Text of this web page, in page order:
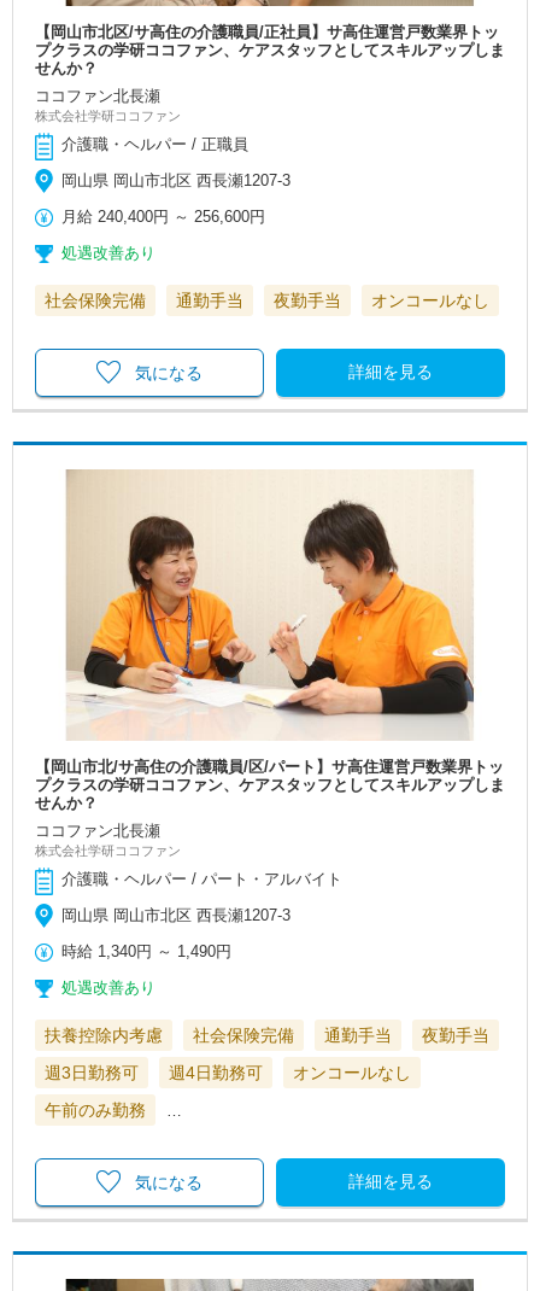
【岡山市北区/サ高住の介護職員/正社員】サ高住運営戸数業界トッ
プクラスの学研ココファン、ケアスタッフとしてスキルアップしま
せんか？
ココファン北長瀬
株式会社学研ココファン
介護職・ヘルパー / 正職員
岡山県 岡山市北区 西長瀬1207-3
月給 240,400円 ～ 256,600円
処遇改善あり
社会保険完備 通勤手当 夜勤手当 オンコールなし
詳細を見る
気になる
【岡山市北/サ高住の介護職員/区/パート】サ高住運営戸数業界トッ
プクラスの学研ココファン、ケアスタッフとしてスキルアップしま
せんか？
ココファン北長瀬
株式会社学研ココファン
介護職・ヘルパー / パート・アルバイト
岡山県 岡山市北区 西長瀬1207-3
時給 1,340円 ～ 1,490円
処遇改善あり
扶養控除内考慮 社会保険完備 通勤手当
夜勤手当
週3日勤務可
週4日勤務可
オンコールなし
午前のみ勤務
…
詳細を見る
気になる